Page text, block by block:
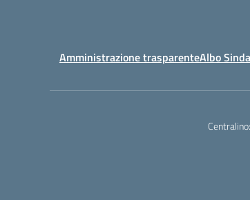
Amministrazione trasparenteAlbo
Centralino: